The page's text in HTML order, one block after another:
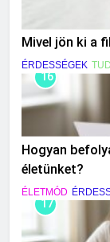
Mivel jön ki a
ÉRDESSÉGEK
16
Hogyan
életünket?
ÉLETMÓD
17